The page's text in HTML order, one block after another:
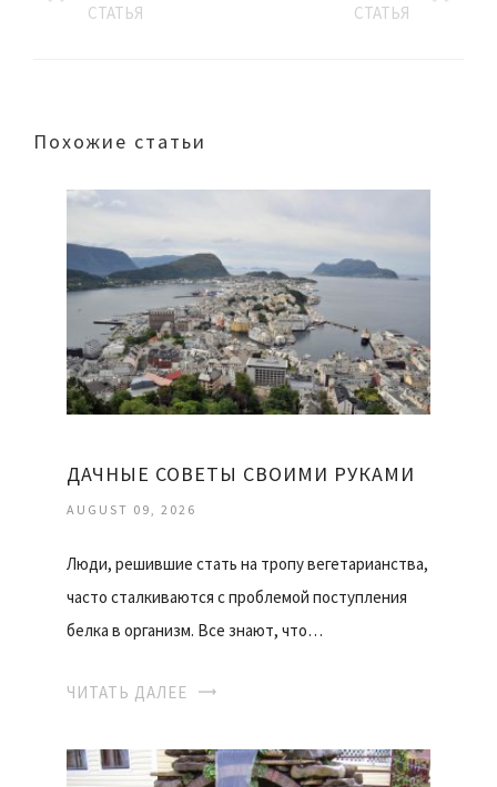
СТАТЬЯ
СТАТЬЯ
Похожие статьи
ДАЧНЫЕ СОВЕТЫ СВОИМИ РУКАМИ
AUGUST 09, 2026
Люди, решившие стать на тропу вегетарианства,
часто сталкиваются с проблемой поступления
белка в организм. Все знают, что…
ЧИТАТЬ ДАЛЕЕ